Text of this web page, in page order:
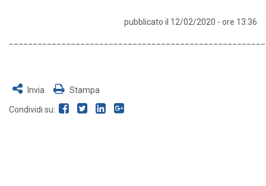
pubblicato il 12/02/2020 - ore 13:36
Invia Stampa
Condividi su: